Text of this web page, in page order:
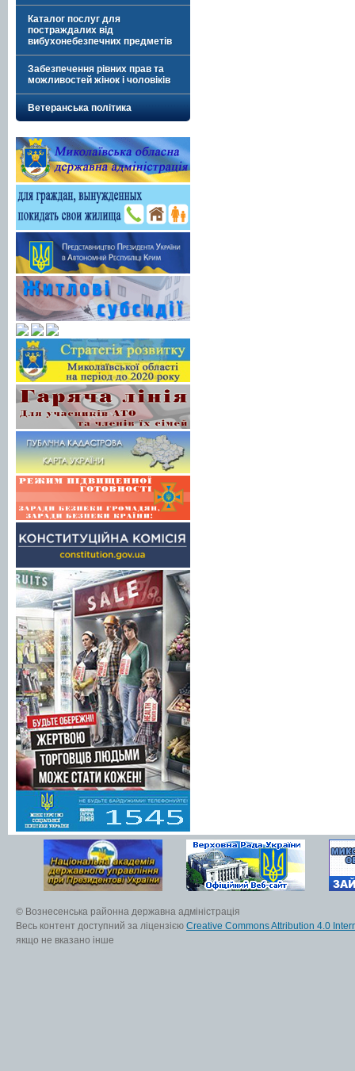
Каталог послуг для
постраждалих від
вибухонебезпечних предметів
Забезпечення рівних прав та
можливостей жінок і чоловіків
Ветеранська політика
© Вознесенська районна державна адміністрація
Весь контент доступний за ліцензією Creative Commons Attribution 4.0
якщо не вказано інше